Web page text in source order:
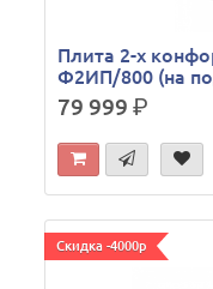
Плита 2-х
Ф2ИП/800 (на
79 999р.
Скидка -4000р